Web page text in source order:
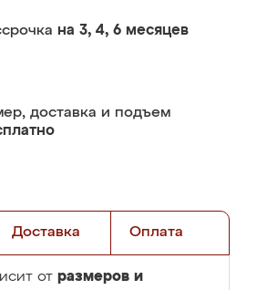
на 3, 4, 6 месяцев
доставка и подъем
Доставка Оплата
от размеров и